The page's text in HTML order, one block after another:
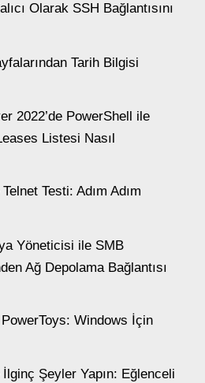
Olarak SSH Bağlantısını
Tarih Bilgisi
2022’de PowerShell ile
Listesi Nasıl
Testi: Adım Adım
Yöneticisi ile SMB
Ağ Depolama Bağlantısı
Windows İçin
Şeyler Yapın: Eğlenceli